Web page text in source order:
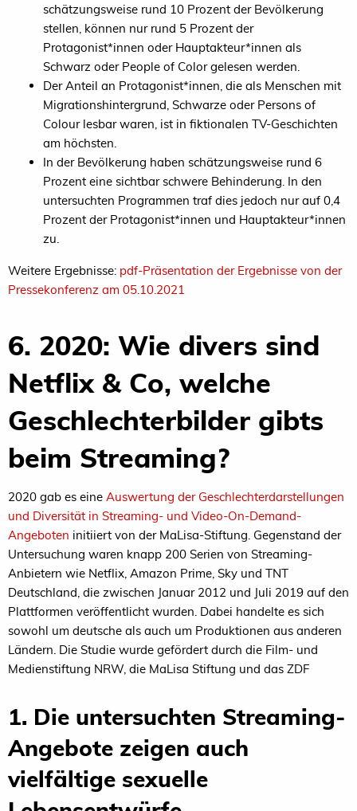
schätzungsweise rund 10 Prozent der Bevölkerung
stellen, können nur rund 5 Prozent der
Protagonist*innen oder Hauptakteur*innen als
Schwarz oder People of Color gelesen werden.
Der Anteil an Protagonist*innen, die als Menschen mit
Migrationshintergrund, Schwarze oder Persons of
Colour lesbar waren, ist in fiktionalen TV-Geschichten
am höchsten.
In der Bevölkerung haben schätzungsweise rund 6
Prozent eine sichtbar schwere Behinderung. In den
untersuchten Programmen traf dies jedoch nur auf 0,4
Prozent der Protagonist*innen und Hauptakteur*innen
zu.
Weitere Ergebnisse: pdf-Präsentation der Ergebnisse von der
Pressekonferenz am 05.10.2021
6. 2020: Wie divers sind
Netflix & Co, welche
Geschlechterbilder gibts
beim Streaming?
2020 gab es eine Auswertung der Geschlechterdarstellungen
und Diversität in Streaming- und Video-On-Demand-
Angeboten initiiert von der MaLisa-Stiftung. Gegenstand der
Untersuchung waren knapp 200 Serien von Streaming-
Anbietern wie Netflix, Amazon Prime, Sky und TNT
Deutschland, die zwischen Januar 2012 und Juli 2019 auf den
Plattformen veröffentlicht wurden. Dabei handelte es sich
sowohl um deutsche als auch um Produktionen aus anderen
Ländern. Die Studie wurde gefördert durch die Film- und
Medienstiftung NRW, die MaLisa Stiftung und das ZDF
1. Die untersuchten Streaming-
Angebote zeigen auch
vielfältige sexuelle